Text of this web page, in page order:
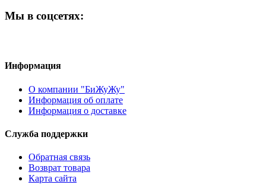
Мы в соцсетях:
Информация
О компании "БиЖуЖу"
Информация об оплате
Информация о доставке
Служба поддержки
Обратная связь
Возврат товара
Карта сайта